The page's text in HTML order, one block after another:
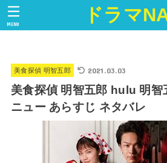
ドラマ
MENU
美食探偵 明智五郎 2021.03.03
美食探偵 明智五郎 hulu 明智
ニュー あらすじ ネタバレ